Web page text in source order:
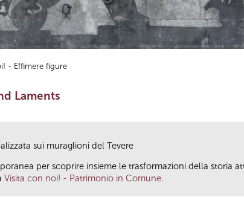
- Effimere figure
Laments
sui muraglioni del Tevere
per scoprire insieme le trasformazioni della storia
Visita con noi! - Patrimonio in Comune.